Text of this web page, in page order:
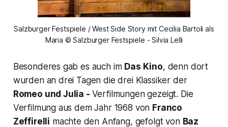
Salzburger Festspiele / West Side Story mit Cecilia Bartoli als
Maria © Salzburger Festspiele - Silvia Lelli
Besonderes gab es auch im Das Kino, denn dort
wurden an drei Tagen die drei Klassiker der
Romeo und Julia - Verfilmungen gezeigt. Die
Verfilmung aus dem Jahr 1968 von Franco
Zeffirelli machte den Anfang, gefolgt von Baz